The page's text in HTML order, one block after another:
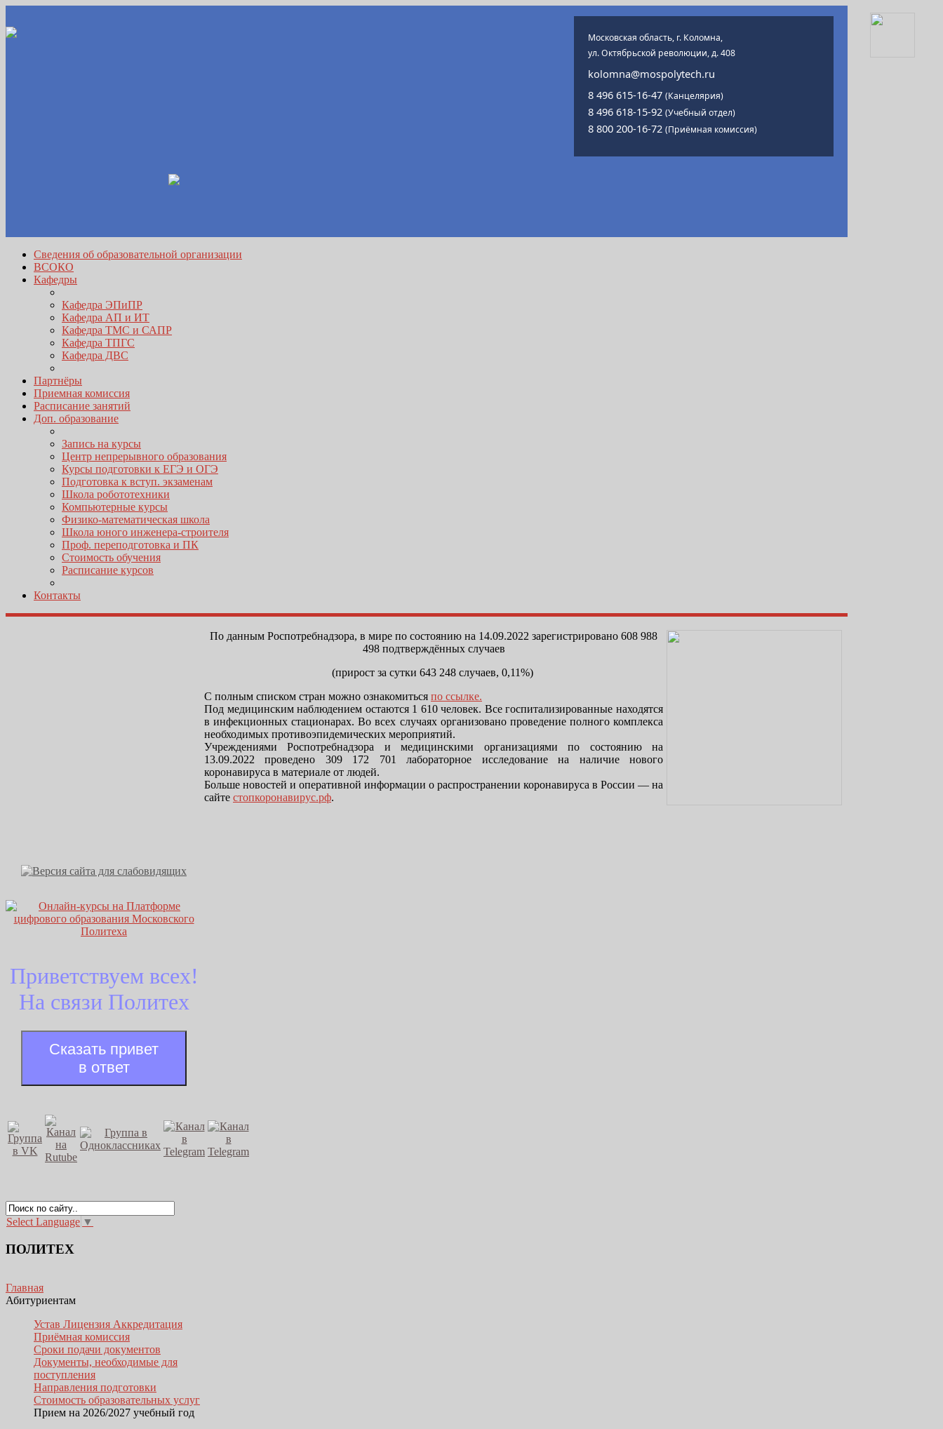
Московская область, г. Коломна,
ул. Октябрьской революции, д. 408
kolomna@mospolytech.ru
8 496 615-16-47 (Канцелярия)
8 496 618-15-92 (Учебный отдел)
8 800 200-16-72 (Приёмная комиссия)
Сведения об образовательной организации
ВСОКО
Кафедры
Кафедра ЭПиПР
Кафедра АП и ИТ
Кафедра ТМС и САПР
Кафедра ТПГС
Кафедра ДВС
Партнёры
Приемная комиссия
Расписание занятий
Доп. образование
Запись на курсы
Центр непрерывного образования
Курсы подготовки к ЕГЭ и ОГЭ
Подготовка к вступ. экзаменам
Школа робототехники
Компьютерные курсы
Физико-математическая школа
Школа юного инженера-строителя
Проф. переподготовка и ПК
Стоимость обучения
Расписание курсов
Контакты
По данным Роспотребнадзора, в мире по состоянию на 14.09.2022 зарегистрировано 608 988
498 подтверждённых случаев
(прирост за сутки 643 248 случаев, 0,11%)
С полным списком стран можно ознакомиться по ссылке.
Под медицинским наблюдением остаются 1 610 человек. Все госпитализированные находятся
в инфекционных стационарах. Во всех случаях организовано проведение полного комплекса
необходимых противоэпидемических мероприятий.
Учреждениями Роспотребнадзора и медицинскими организациями по состоянию на
13.09.2022 проведено 309 172 701 лабораторное исследование на наличие нового
коронавируса в материале от людей.
Больше новостей и оперативной информации о распространении коронавируса в России — на
сайте стопкоронавирус.рф.
Приветствуем всех!
На связи Политех
Сказать привет
в ответ
Select Language ▼
ПОЛИТЕХ
Главная
Абитуриентам
Устав Лицензия Аккредитация
Приёмная комиссия
Сроки подачи документов
Документы, необходимые для
поступления
Направления подготовки
Стоимость образовательных услуг
Прием на 2026/2027 учебный год